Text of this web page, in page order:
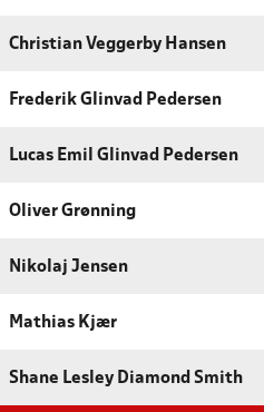
Christian Veggerby Hansen
Frederik Glinvad Pedersen
Lucas Emil Glinvad Pedersen
Oliver Grønning
Nikolaj Jensen
Mathias Kjær
Shane Lesley Diamond Smith